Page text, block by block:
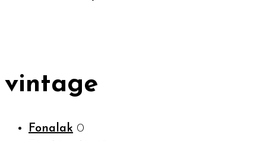
vintage
Fonalak 0